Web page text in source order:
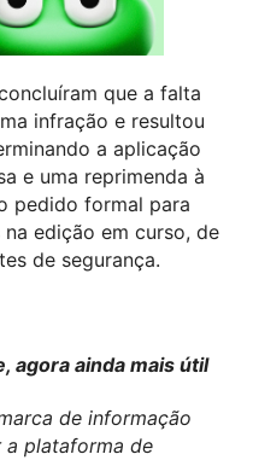
que a falta
infração e resultou
a aplicação
e uma reprimenda à
pedido formal para
edição em curso, de
de segurança.
agora ainda mais útil
de informação
a plataforma de